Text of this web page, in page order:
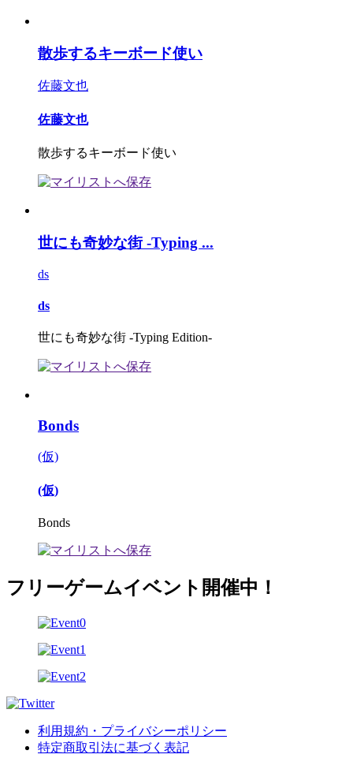
散歩するキーボード使い
佐藤文也
佐藤文也
散歩するキーボード使い
世にも奇妙な街 -Typing ...
ds
ds
世にも奇妙な街 -Typing Edition-
Bonds
(仮)
(仮)
Bonds
フリーゲームイベント開催中！
利用規約・プライバシーポリシー
特定商取引法に基づく表記